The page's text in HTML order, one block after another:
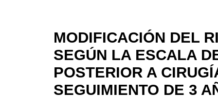
MODIFICACIÓN DEL
SEGÚN LA ESCALA
POSTERIOR A
SEGUIMIENTO DE 3